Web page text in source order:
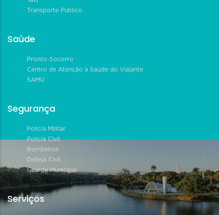
Transporte Público
Saúde
Pronto-Socorro
Centro de Atenção à Saúde do Viajante
SAMU
Segurança
Polícia Militar
Polícia Civil
Bombeiros
Defesa Civil
Guarda Municipal
Serviços